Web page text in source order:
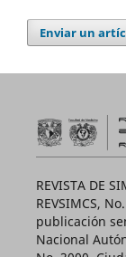
Enviar un
REVISTA DE
REVSIMCS,
publicación
Nacional